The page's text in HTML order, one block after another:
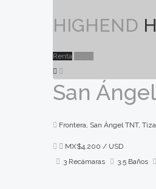
HIGHEND
Renta
San
Frontera, San Ángel TNT,
MX$4,200 / USD
3 Recámaras
3.5 Baños